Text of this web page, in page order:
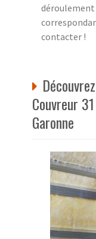
déroulement
contacter !
Couvreur
Garonne